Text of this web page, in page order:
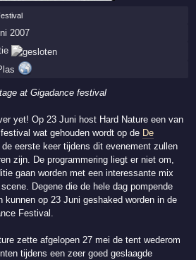
2007
at Gigadance festival
yet! Op 23 Juni host Hard Nature een van
wat gehouden wordt op de De
eerste keer tijdens dit evenement zullen
zijn. De programmering liegt er niet om,
gaan worden met een interessante mix
Degene die de hele dag pompende
kunnen op 23 Juni geshaked worden in de
Festival.
zette afgelopen 27 mei de tent wederom
tijdens een zeer goed geslaagde